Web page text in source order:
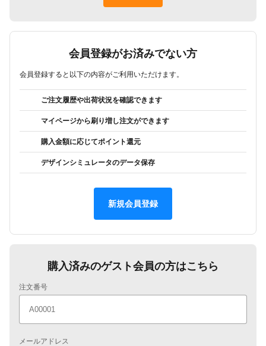
会員登録がお済みでない方
会員登録すると以下の内容がご利用いただけます。
ご注文履歴や出荷状況を確認できます
マイページから刷り増し注文ができます
購入金額に応じてポイント還元
デザインシミュレータのデータ保存
新規会員登録
購入済みのゲスト会員の方はこちら
注文番号
メールアドレス